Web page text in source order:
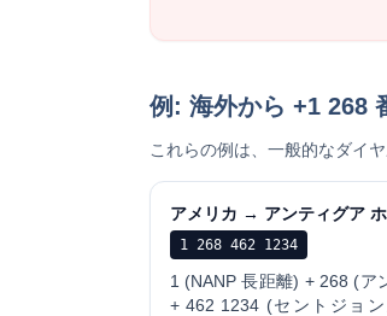
例: 海外から +1 268
これらの例は、一般的なダイ
アメリカ → アンティグア
1 268 462 1234
1 (NANP 長距離) + 268 (ア
+ 462 1234 (セントジョ